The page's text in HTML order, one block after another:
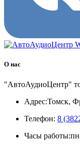
О нас
"АвтоАудиоЦентр"
Адрес:Томск,
Телефон: 8
Часы работы: